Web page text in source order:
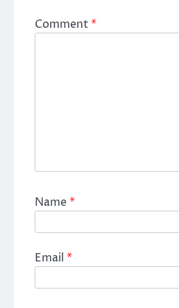
Comment*
Name*
Email *